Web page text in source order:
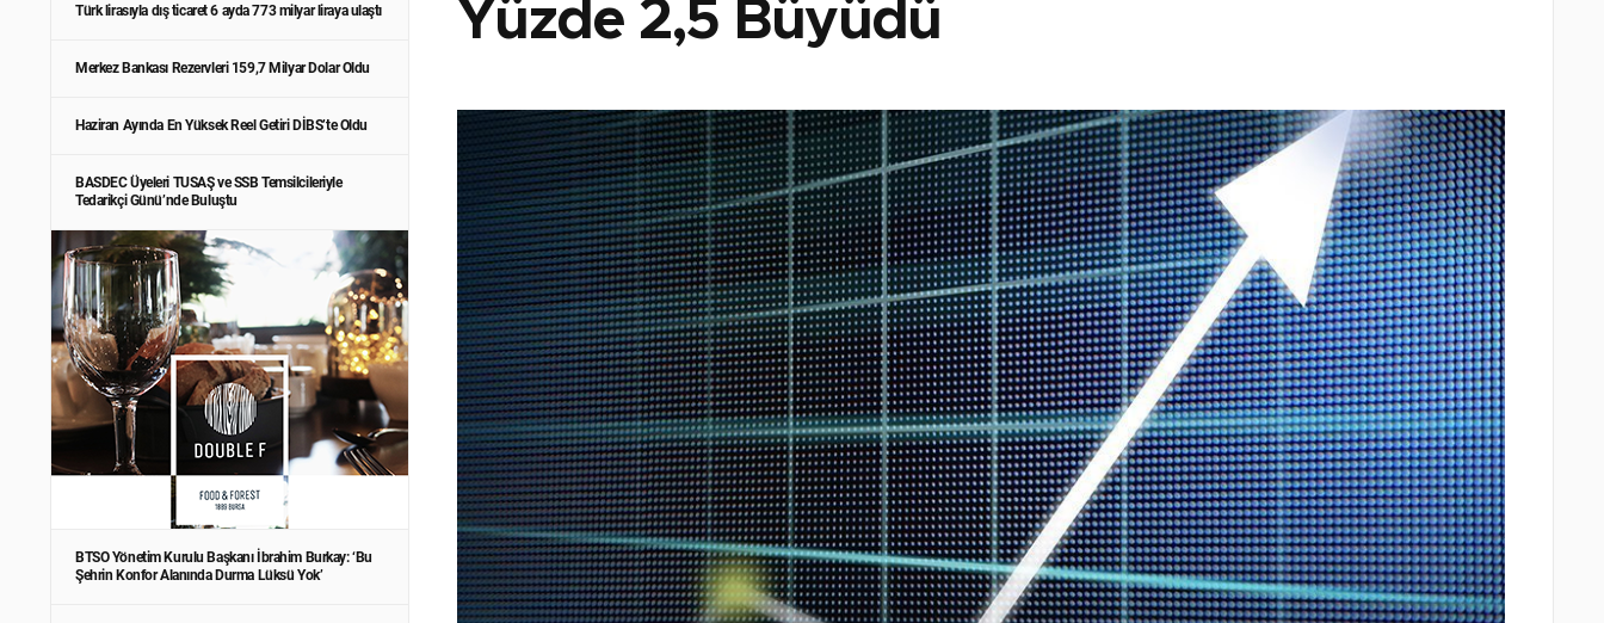
Türk lirasıyla dış ticaret 6 ayda 773 milyar liraya ulaştı
Merkez Bankası Rezervleri 159,7 Milyar Dolar Oldu
Haziran Ayında En Yüksek Reel Getiri DİBS’te Oldu
BASDEC Üyeleri TUSAŞ ve SSB Temsilcileriyle
Tedarikçi Günü’nde Buluştu
BTSO Yönetim Kurulu Başkanı İbrahim Burkay: ‘Bu
Şehrin Konfor Alanında Durma Lüksü Yok’
Yüzde 2,5 Büyüdü